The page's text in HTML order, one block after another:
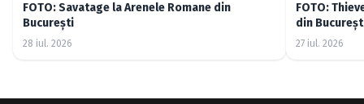
FOTO: Savatage la Arenele Romane din
București
28 iul. 2026
FOTO:
din
27 iul. 2026